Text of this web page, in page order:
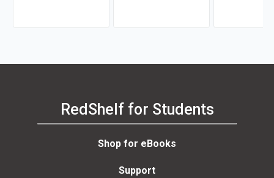
RedShelf for Students
Shop for eBooks
Support